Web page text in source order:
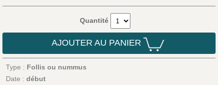
Quantité
AJOUTER AU PANIER
Type : Follis ou nummus
Date : début